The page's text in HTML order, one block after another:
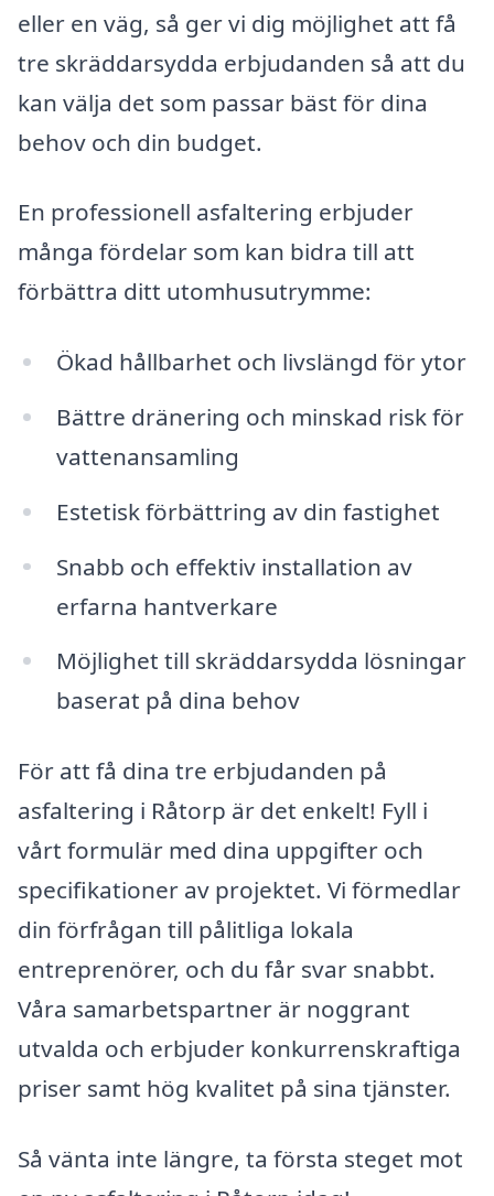
eller en väg, så ger vi dig möjlighet att få
tre skräddarsydda erbjudanden så att du
kan välja det som passar bäst för dina
behov och din budget.
En professionell asfaltering erbjuder
många fördelar som kan bidra till att
förbättra ditt utomhusutrymme:
Ökad hållbarhet och livslängd för ytor
Bättre dränering och minskad risk för
vattenansamling
Estetisk förbättring av din fastighet
Snabb och effektiv installation av
erfarna hantverkare
Möjlighet till skräddarsydda lösningar
baserat på dina behov
För att få dina tre erbjudanden på
asfaltering i Råtorp är det enkelt! Fyll i
vårt formulär med dina uppgifter och
specifikationer av projektet. Vi förmedlar
din förfrågan till pålitliga lokala
entreprenörer, och du får svar snabbt.
Våra samarbetspartner är noggrant
utvalda och erbjuder konkurrenskraftiga
priser samt hög kvalitet på sina tjänster.
Så vänta inte längre, ta första steget mot